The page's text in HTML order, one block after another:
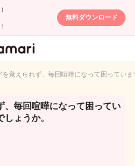
無料ダウンロード
匿名QA
を覚えられず、毎回喧嘩になって困ってい
、毎回喧嘩になって困ってい
ょうか。